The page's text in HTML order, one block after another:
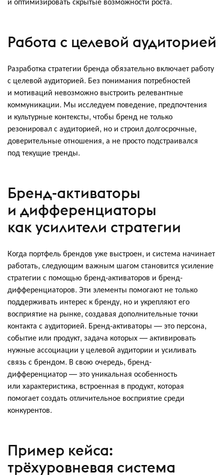
Работа с целевой аудиторией
Разработка стратегии бренда обязательно включает работу
с целевой аудиторией. Без понимания потребностей
и мотиваций невозможно выстроить релевантные
коммуникации. Мы исследуем поведение, предпочтения
и культурные контексты, чтобы бренд не только
резонировал с аудиторией, но и строил долгосрочные,
доверительные отношения, а не просто подстраивался
под текущие тренды.
Бренд-активаторы
и дифференциаторы
как усилители стратегии
Когда портфель брендов уже выстроен, и система начинает
работать, следующим важным шагом становится усиление
стратегии с помощью бренд-активаторов и бренд-
дифференциаторов. Эти элементы помогают не только
поддерживать интерес к бренду, но и укрепляют его
восприятие на рынке, создавая дополнительные точки
контакта с аудиторией. Бренд-активаторы — это персона,
событие или продукт, задача которых — активировать
нужные ассоциации у целевой аудитории и усиливать
связь с брендом. В свою очередь, бренд-
дифференциатор — это уникальная особенность
или характеристика, встроенная в продукт, которая
помогает создать отличительное восприятие среди
конкурентов.
Пример кейса:
трёхуровневая система